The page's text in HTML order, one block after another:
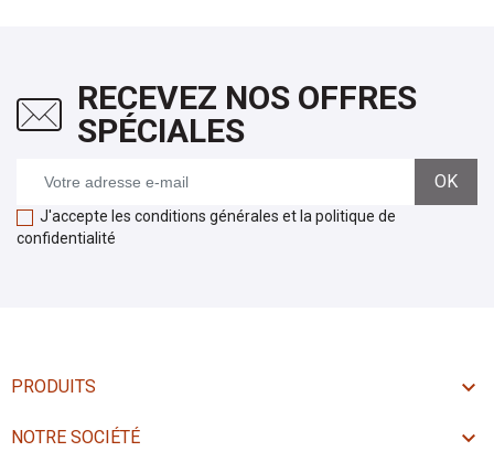
RECEVEZ NOS OFFRES
SPÉCIALES
J'accepte les conditions générales et la politique de
confidentialité
PRODUITS 
NOTRE SOCIÉTÉ 